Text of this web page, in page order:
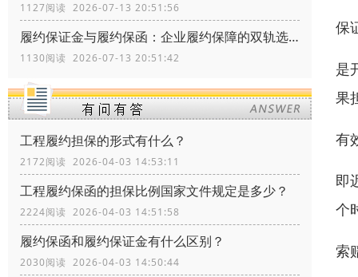
1127阅读 2026-07-13 20:51:56
履约保证金与履约保函：企业履约保障的双轨选择
1130阅读 2026-07-13 20:51:42
工程履约担保的形式有什么？
2172阅读 2026-04-03 14:53:11
工程履约保函的担保比例国家文件规定是多少？
2224阅读 2026-04-03 14:51:58
履约保函和履约保证金有什么区别？
2030阅读 2026-04-03 14:50:44
保
是
果
有
即
个
索